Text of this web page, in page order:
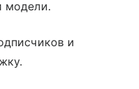
модели.
и